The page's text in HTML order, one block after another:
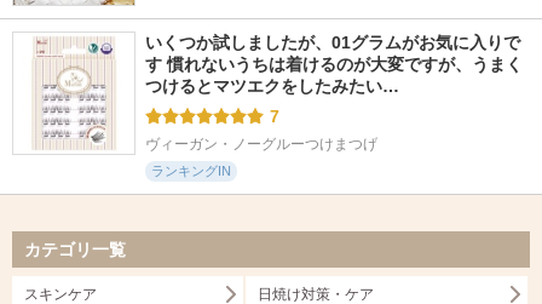
いくつか試しましたが、01グラムがお気に入りで
す 慣れないうちは着けるのが大変ですが、うまく
つけるとマツエクをしたみたい…
7
ヴィーガン・ノーグルーつけまつげ
ランキングIN
カテゴリ一覧
スキンケア 日焼け対策・ケア